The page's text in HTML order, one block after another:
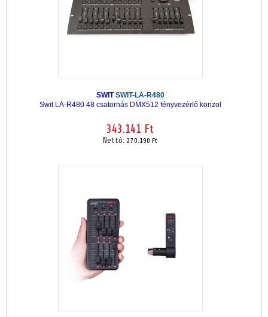
SWITSWIT-LA-R480
Swit LA-R480 48 csatornás DMX512 fényvezérlő konzol
343.141 Ft
Nettó: 270.190 Ft